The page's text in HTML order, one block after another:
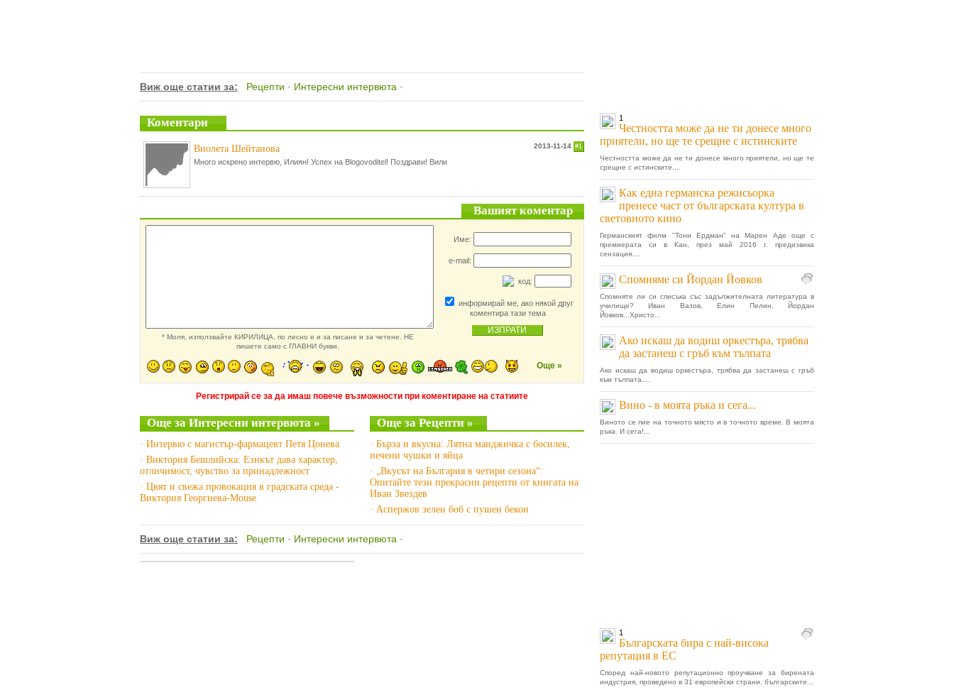
Виж още статии за: Рецепти · Интересни интервюта ·
Коментари
2013-11-14 #1
Виолета Шейтанова
Много искрено интервю, Илиян! Успех на Blogovoditel! Поздрави! Вили
Вашият коментар
* Моля, използвайте КИРИЛИЦА, по лесно е и за писане и за четене. НЕ
пишете само с ГЛАВНИ букви.
Име:
e-mail:
код:
информирай ме, ако някой друг
коментира тази тема
Още »
Регистрирай се за да имаш повече възможности при коментиране на статиите
Още за Интересни интервюта »
· Интервю с магистър-фармацевт Петя Цонева
· Виктория Бешлийска: Езикът дава характер,
отличимост, чувство за принадлежност
· Цвят и свежа провокация в градската среда -
Виктория Георгиева-Mouse
Още за Рецепти »
· Бърза и вкусна: Лятна манджичка с босилек,
печени чушки и яйца
· „Вкусът на България в четири сезона“:
Опитайте тези прекрасни рецепти от книгата на
Иван Звездев
· Аспержов зелен боб с пушен бекон
Виж още статии за: Рецепти · Интересни интервюта ·
1
Честността може да не ти донесе много
приятели, но ще те срещне с истинските
Честността може да не ти донесе много приятели, но ще те
срещне с истинските....
Как една германска режисьорка
пренесе част от българската култура в
световното кино
Германският филм "Тони Ердман" на Марен Аде още с
премиерата си в Кан, през май 2016 г. предизвика
сензация....
Спомняме си Йордан Йовков
Спомняте ли си списъка със задължителната литература в
училище? Иван Вазов, Елин Пелин, Йордан
Йовков...Христо...
Ако искаш да водиш оркестъра, трябва
да застанеш с гръб към тълпата
Ако искаш да водиш оркестъра, трябва да застанеш с гръб
към тълпата....
Вино - в моята ръка и сега...
Виното се пие на точното място и в точното време. В моята
ръка. И сега!...
1
Българската бира с най-висока
репутация в ЕС
Според най-новото репутационно проучване за бирената
индустрия, проведено в 31 европейски страни, българските...